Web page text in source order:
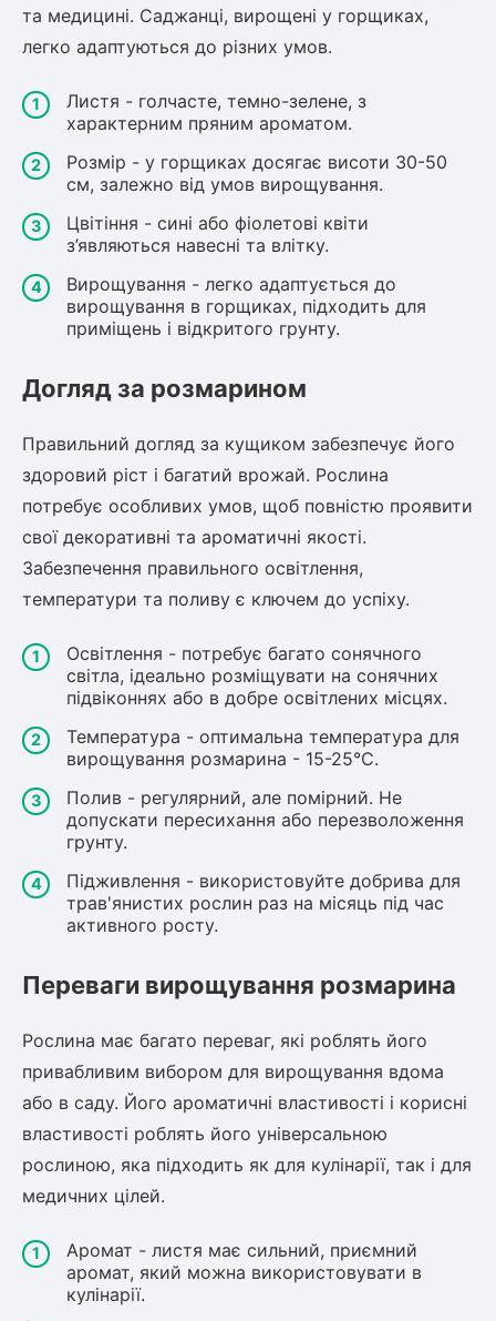
та медицині. Саджанці, вирощені у горщиках,
легко адаптуються до різних умов.
Листя - голчасте, темно-зелене, з
характерним пряним ароматом.
Розмір - у горщиках досягає висоти 30-50
см, залежно від умов вирощування.
Цвітіння - сині або фіолетові квіти
з’являються навесні та влітку.
Вирощування - легко адаптується до
вирощування в горщиках, підходить для
приміщень і відкритого грунту.
Догляд за розмарином
Правильний догляд за кущиком забезпечує його
здоровий ріст і багатий врожай. Рослина
потребує особливих умов, щоб повністю проявити
свої декоративні та ароматичні якості.
Забезпечення правильного освітлення,
температури та поливу є ключем до успіху.
Освітлення - потребує багато сонячного
світла, ідеально розміщувати на сонячних
підвіконнях або в добре освітлених місцях.
Температура - оптимальна температура для
вирощування розмарина - 15-25°C.
Полив - регулярний, але помірний. Не
допускати пересихання або перезволоження
грунту.
Підживлення - використовуйте добрива для
трав'янистих рослин раз на місяць під час
активного росту.
Переваги вирощування розмарина
Рослина має багато переваг, які роблять його
привабливим вибором для вирощування вдома
або в саду. Його ароматичні властивості і корисні
властивості роблять його універсальною
рослиною, яка підходить як для кулінарії, так і для
медичних цілей.
Аромат - листя має сильний, приємний
аромат, який можна використовувати в
кулінарії.